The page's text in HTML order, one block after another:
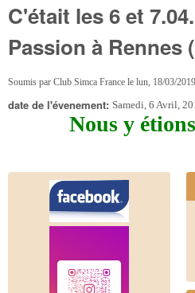
C'était les 6 et
Passion à Rennes
Soumis par Club Simca France le lun, 18/03/
date de l'évenement: Samedi, 6 Avril,
Nous y